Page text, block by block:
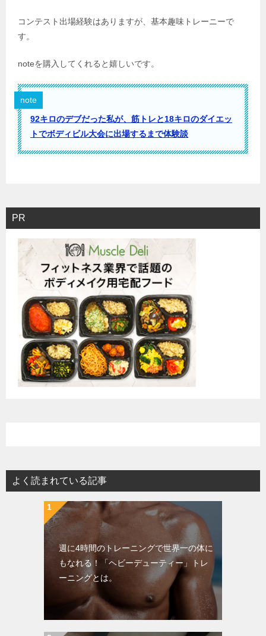
コンテスト出場経験はありますが、基本趣味トレーニーで
す。
noteを購入してくれると嬉しいです。
note
92キロのデブだった私が、筋トレと18キロのダイエッ
トでボディビル大会に出場するまで体験談
PR
よく読まれている記事
週に4時間のトレーニングで世界一の体に
もなれる！「ヘビーデューティー」トレ
ーニングとは。